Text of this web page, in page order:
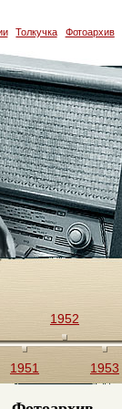
Толкучка Фотоархив
1951
1952
1953